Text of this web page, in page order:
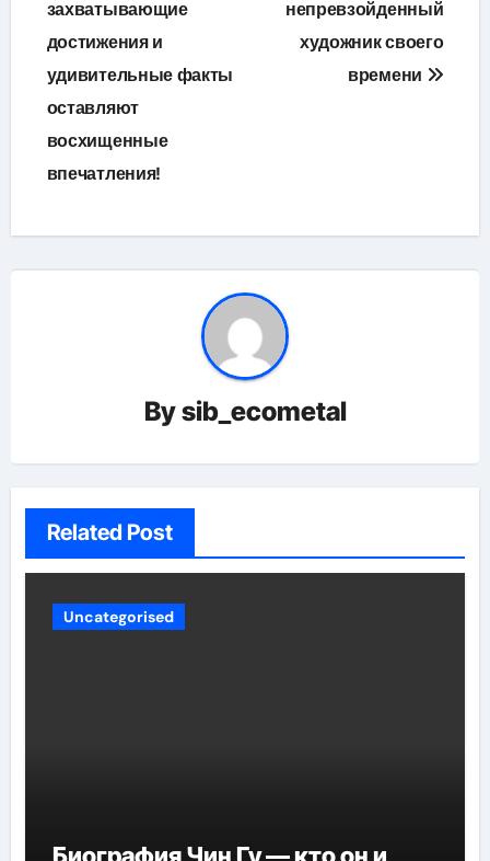
захватывающие
достижения и
удивительные факты
оставляют
восхищенные
впечатления!
непревзойденный
художник своего
времени
Bysib_ecometal
Related Post
Uncategorised